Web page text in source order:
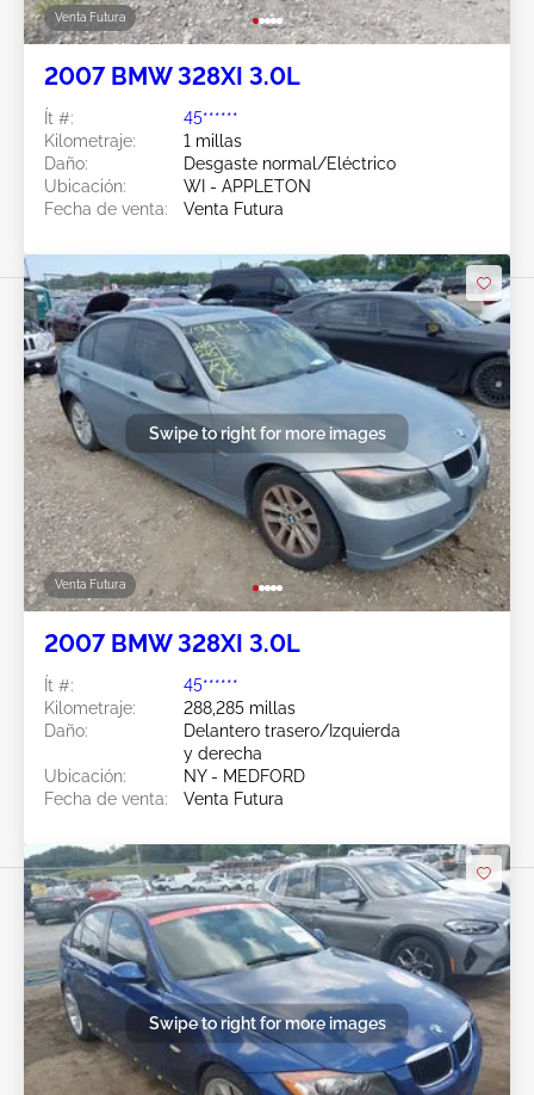
Venta Futura
2007 BMW 328XI 3.0L
Ít #:
45******
Kilometraje:
1 millas
Daño:
Desgaste normal/Eléctrico
Ubicación:
WI - APPLETON
Fecha de venta:
Venta Futura
Venta Futura
Swipe to right for more images
2007 BMW 328XI 3.0L
Ít #:
45******
Kilometraje:
288,285 millas
Daño:
Delantero trasero/Izquierda
y derecha
Ubicación:
NY - MEDFORD
Fecha de venta:
Venta Futura
Swipe to right for more images